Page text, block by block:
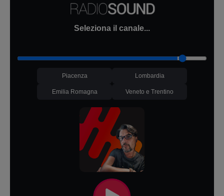
Seleziona il canale...
Piacenza Lombardia
Emilia Romagna Veneto e Trentino